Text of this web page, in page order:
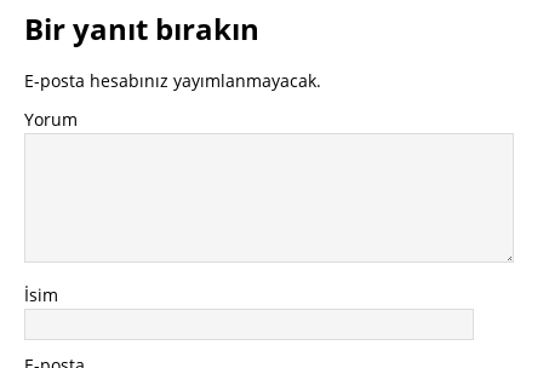
Bir yanıt bırakın
E-posta hesabınız yayımlanmayacak.
Yorum
İsim